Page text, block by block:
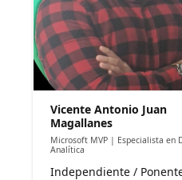
Vicente Antonio Juan
Magallanes
Microsoft MVP | Especialista en
Analítica
Independiente /